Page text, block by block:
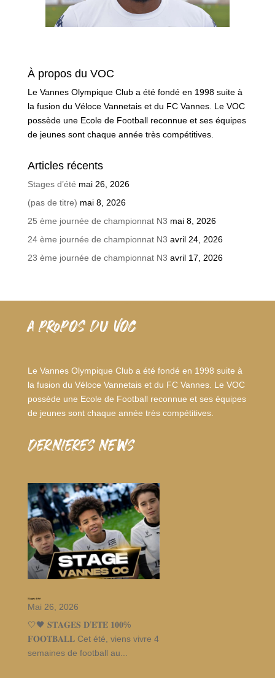
À propos du VOC
Le Vannes Olympique Club a été fondé en 1998 suite à
la fusion du Véloce Vannetais et du FC Vannes. Le VOC
possède une Ecole de Football reconnue et ses équipes
de jeunes sont chaque année très compétitives.
Articles récents
Stages d’été mai 26, 2026
(pas de titre) mai 8, 2026
25 ème journée de championnat N3 mai 8, 2026
24 ème journée de championnat N3 avril 24, 2026
23 ème journée de championnat N3 avril 17, 2026
A PROPOS DU VOC
Le Vannes Olympique Club a été fondé en 1998 suite à
la fusion du Véloce Vannetais et du FC Vannes. Le VOC
possède une Ecole de Football reconnue et ses équipes
de jeunes sont chaque année très compétitives.
dernieres news
Stages d’été
Mai 26, 2026
🤍🖤 𝐒𝐓𝐀𝐆𝐄𝐒 𝐃’𝐄́𝐓𝐄́ 𝟏𝟎𝟎%
𝐅𝐎𝐎𝐓𝐁𝐀𝐋𝐋 Cet été, viens vivre 4
semaines de football au...